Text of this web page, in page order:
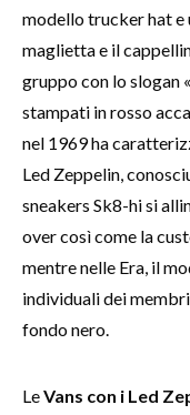
modello trucker hat e
maglietta e il
gruppo con lo slogan
stampati in rosso
nel 1969 ha
Led Zeppelin,
sneakers Sk8-hi si
over così come la
mentre nelle Era, il
individuali dei
fondo nero.
LeVans con i Led